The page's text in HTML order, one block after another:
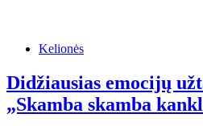
Kelionės
Didžiausias emocijų
„Skamba skamba